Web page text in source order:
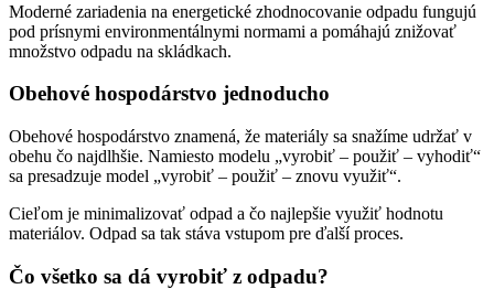
Moderné zariadenia na energetické zhodnocovanie odpadu fungujú
pod prísnymi environmentálnymi normami a pomáhajú znižovať
množstvo odpadu na skládkach.
Obehové hospodárstvo jednoducho
Obehové hospodárstvo znamená, že materiály sa snažíme udržať v
obehu čo najdlhšie. Namiesto modelu „vyrobiť – použiť – vyhodiť“
sa presadzuje model „vyrobiť – použiť – znovu využiť“.
Cieľom je minimalizovať odpad a čo najlepšie využiť hodnotu
materiálov. Odpad sa tak stáva vstupom pre ďalší proces.
Čo všetko sa dá vyrobiť z odpadu?